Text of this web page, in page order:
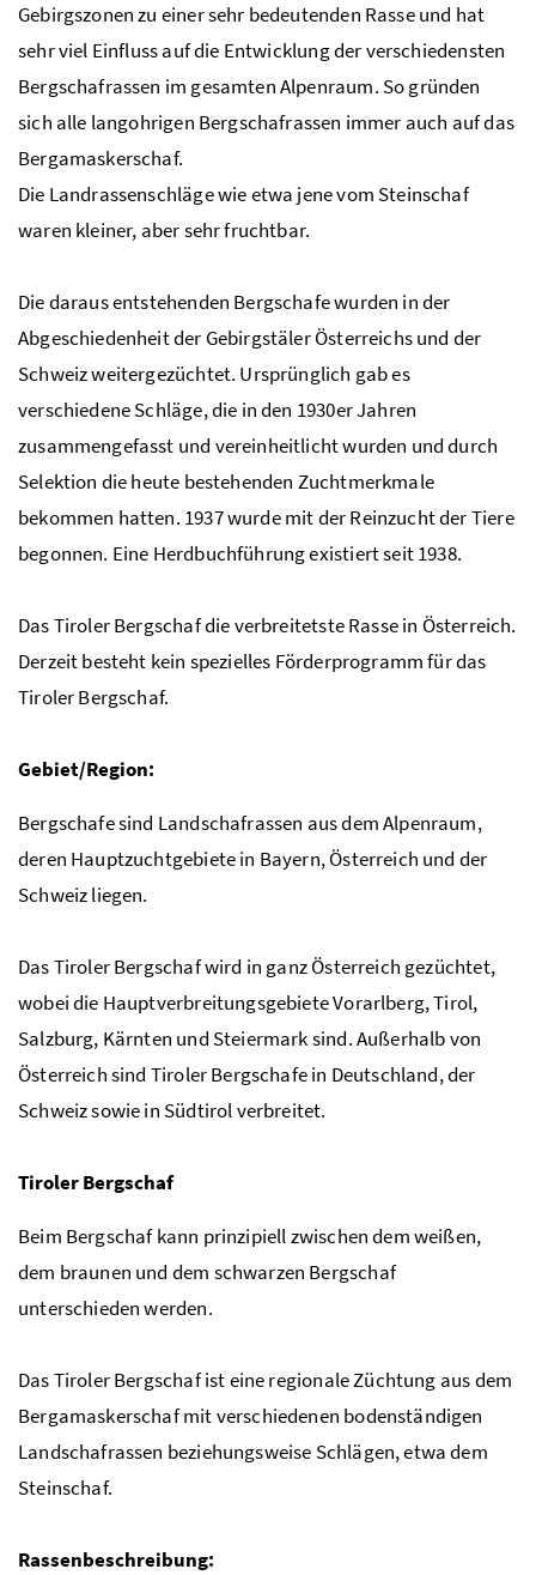
Gebirgszonen zu einer sehr bedeutenden Rasse und hat
sehr viel Einfluss auf die Entwicklung der verschiedensten
Bergschafrassen im gesamten Alpenraum. So gründen
sich alle langohrigen Bergschafrassen immer auch auf das
Bergamaskerschaf.
Die Landrassenschläge wie etwa jene vom Steinschaf
waren kleiner, aber sehr fruchtbar.
Die daraus entstehenden Bergschafe wurden in der
Abgeschiedenheit der Gebirgstäler Österreichs und der
Schweiz weitergezüchtet. Ursprünglich gab es
verschiedene Schläge, die in den 1930er Jahren
zusammengefasst und vereinheitlicht wurden und durch
Selektion die heute bestehenden Zuchtmerkmale
bekommen hatten. 1937 wurde mit der Reinzucht der Tiere
begonnen. Eine Herdbuchführung existiert seit 1938.
Das Tiroler Bergschaf die verbreitetste Rasse in Österreich.
Derzeit besteht kein spezielles Förderprogramm für das
Tiroler Bergschaf.
Gebiet/Region:
Bergschafe sind Landschafrassen aus dem Alpenraum,
deren Hauptzuchtgebiete in Bayern, Österreich und der
Schweiz liegen.
Das Tiroler Bergschaf wird in ganz Österreich gezüchtet,
wobei die Hauptverbreitungsgebiete Vorarlberg, Tirol,
Salzburg, Kärnten und Steiermark sind. Außerhalb von
Österreich sind Tiroler Bergschafe in Deutschland, der
Schweiz sowie in Südtirol verbreitet.
Tiroler Bergschaf
Beim Bergschaf kann prinzipiell zwischen dem weißen,
dem braunen und dem schwarzen Bergschaf
unterschieden werden.
Das Tiroler Bergschaf ist eine regionale Züchtung aus dem
Bergamaskerschaf mit verschiedenen bodenständigen
Landschafrassen beziehungsweise Schlägen, etwa dem
Steinschaf.
Rassenbeschreibung: